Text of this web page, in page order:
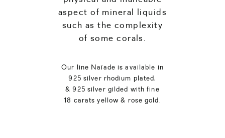
aspect of mineral liquids
such as the complexity
of some corals.
Our line Naïade is available in
925 silver rhodium plated,
& 925 silver gilded with fine
18 carats yellow & rose gold.